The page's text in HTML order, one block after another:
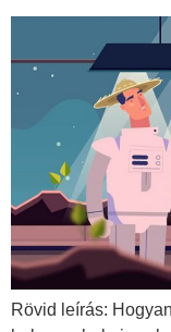
Rövid leírás: